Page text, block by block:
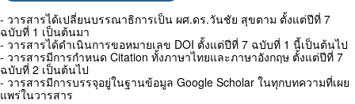
- วารสารได้เปลี่ยนบรรณาธิการเป็น ผศ.ดร.วันชัย สุขตาม ตั้งแต่ปีที่ 7
ฉบับที่ 1 เป็นต้นมา
- วารสารได้ดำเนินการขอหมายเลข DOI ตั้งแต่ปีที่ 7 ฉบับที่ 1 นี้เป็นต้นไป
- วารสารมีการกำหนด Citation ทั้งภาษาไทยและภาษาอังกฤษ ตั้งแต่ปีที่ 7
ฉบับที่ 2 เป็นต้นไป
- วารสารมีการบรรจุอยู่ในฐานข้อมูล Google Scholar ในทุกบทความที่เผย
แพร่ในวารสาร